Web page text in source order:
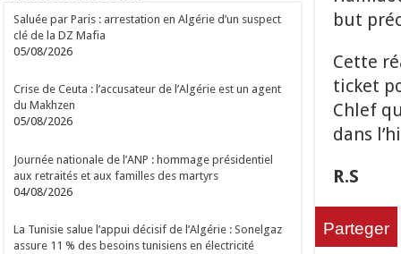
but
Cette
ticket
Chlef
dans
R.S
Parteger
Saluée par Paris : arrestation en Algérie d’un suspect
clé de la DZ Mafia
05/08/2026
Crise de Ceuta : l’accusateur de l’Algérie est un agent
du Makhzen
05/08/2026
Journée nationale de l’ANP : hommage présidentiel
aux retraités et aux familles des martyrs
04/08/2026
La Tunisie salue l’appui décisif de l’Algérie : Sonelgaz
assure 11 % des besoins tunisiens en électricité